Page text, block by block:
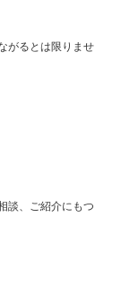
がるとは限りませ
談、ご紹介にもつ